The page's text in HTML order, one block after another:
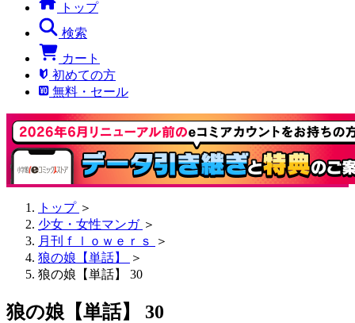
トップ
検索
カート
初めての方
無料・セール
トップ ＞
少女・女性マンガ ＞
月刊ｆｌｏｗｅｒｓ
＞
狼の娘【単話】
＞
狼の娘【単話】 30
狼の娘【単話】 30